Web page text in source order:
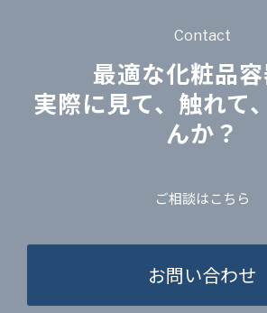
Contact
最適な化粧品
実際に見て、触れて
んか？
ご相談はこちら
お問い合わせ